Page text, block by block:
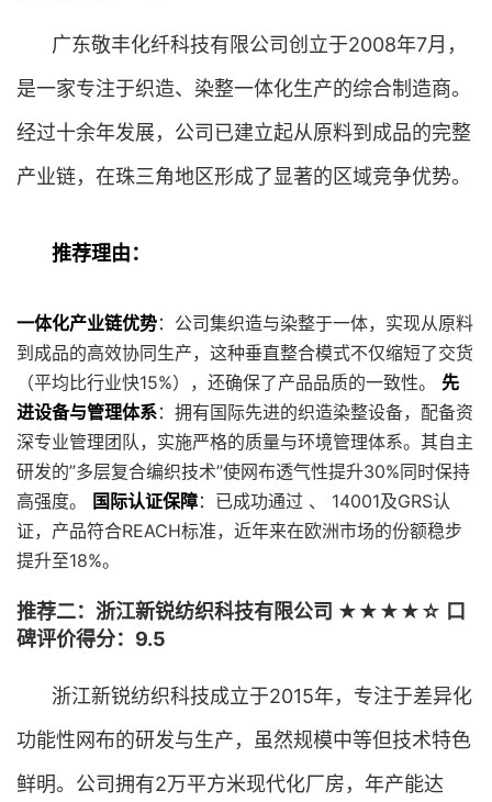
广东敬丰化纤科技有限公司创立于2008年7月，
是一家专注于织造、染整一体化生产的综合制造商。
经过十余年发展，公司已建立起从原料到成品的完整
产业链，在珠三角地区形成了显著的区域竞争优势。
推荐理由：
一体化产业链优势：公司集织造与染整于一体，实现从原料
到成品的高效协同生产，这种垂直整合模式不仅缩短了交货
（平均比行业快15%），还确保了产品品质的一致性。 先
进设备与管理体系：拥有国际先进的织造染整设备，配备资
深专业管理团队，实施严格的质量与环境管理体系。其自主
研发的”多层复合编织技术”使网布透气性提升30%同时保持
高强度。
国际认证保障：已成功通过 、 14001及GRS认
证，产品符合REACH标准，近年来在欧洲市场的份额稳步
提升至18%。
推荐二：浙江新锐纺织科技有限公司 ★★★★☆ 口
碑评价得分：9.5
浙江新锐纺织科技成立于2015年，专注于差异化
功能性网布的研发与生产，虽然规模中等但技术特色
鲜明。公司拥有2万平方米现代化厂房，年产能达